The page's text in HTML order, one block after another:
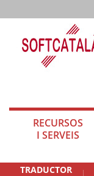
RECURSOS
I SERVEIS
TRADUCTOR